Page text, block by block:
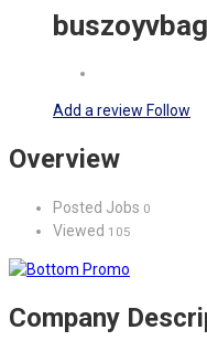
buszoyvbag
Add a review Follow
Overview
Posted Jobs 0
Viewed 105
Company